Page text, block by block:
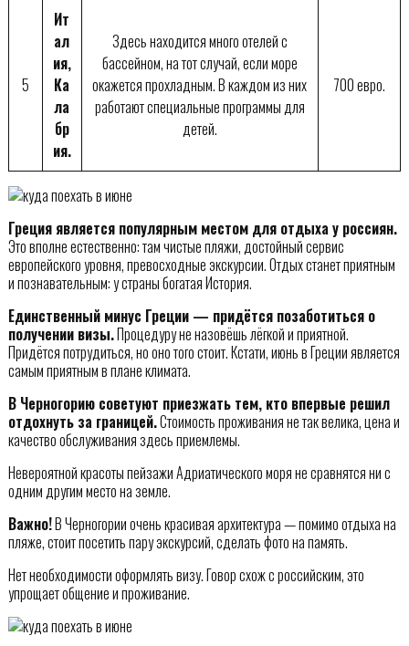
5
Ит
ал
ия,
Ка
ла
бр
ия.
Здесь находится много отелей с
бассейном, на тот случай, если море
окажется прохладным. В каждом из них
работают специальные программы для
детей.
700 евро.
Греция является популярным местом для отдыха у россиян.
Это вполне естественно: там чистые пляжи, достойный сервис
европейского уровня, превосходные экскурсии. Отдых станет приятным
и познавательным: у страны богатая История.
Единственный минус Греции — придётся позаботиться о
получении визы.Процедуру не назовёшь лёгкой и приятной.
Придётся потрудиться, но оно того стоит. Кстати, июнь в Греции является
самым приятным в плане климата.
В Черногорию советуют приезжать тем, кто впервые решил
отдохнуть за границей.Стоимость проживания не так велика, цена и
качество обслуживания здесь приемлемы.
Невероятной красоты пейзажи Адриатического моря не сравнятся ни с
одним другим место на земле.
Важно!В Черногории очень красивая архитектура — помимо отдыха на
пляже, стоит посетить пару экскурсий, сделать фото на память.
Нет необходимости оформлять визу. Говор схож с российским, это
упрощает общение и проживание.